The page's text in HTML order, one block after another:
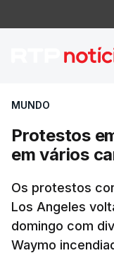
MUNDO
Protestos
em vários
Os protestos
Los Angeles
domingo com
Waymo